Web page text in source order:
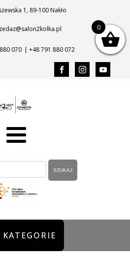
1, 89-100 Nakło
070 | +48 791 880 072
KATEGORIE
0